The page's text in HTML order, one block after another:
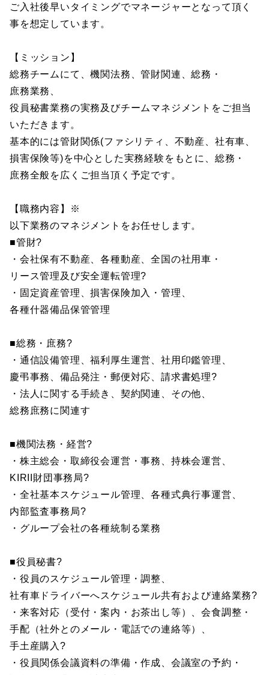
ご入社後早いタイミングでマネージャーとなって頂く
事を想定しています。
【ミッション】
総務チームにて、機関法務、管財関連、総務・
庶務業務、
役員秘書業務の実務及びチームマネジメントをご担当
いただきます。
基本的には管財関係(ファシリティ、不動産、社有車、
損害保険等)を中心とした実務経験をもとに、総務・
庶務全般を広くご担当頂く予定です。
【職務内容】※
以下業務のマネジメントをお任せします。
■管財?
・会社保有不動産、各種動産、全国の社用車・
リース管理及び安全運転管理?
・固定資産管理、損害保険加入・管理、
各種什器備品保管管理
■総務・庶務?
・通信設備管理、福利厚生運営、社用印鑑管理、
慶弔事務、備品発注・郵便対応、請求書処理?
・法人に関する手続き、契約関連、その他、
総務庶務に関連す
■機関法務・経営?
・株主総会・取締役会運営・事務、持株会運営、
KIRII財団事務局?
・全社基本スケジュール管理、各種式典行事運営、
内部監査事務局?
・グループ会社の各種統制る業務
■役員秘書?
・役員のスケジュール管理・調整、
社有車ドライバーへスケジュール共有および連絡業務?
・来客対応（受付・案内・お茶出し等）、会食調整・
手配（社外とのメール・電話での連絡等）、
手土産購入?
・役員関係会議資料の準備・作成、会議室の予約・